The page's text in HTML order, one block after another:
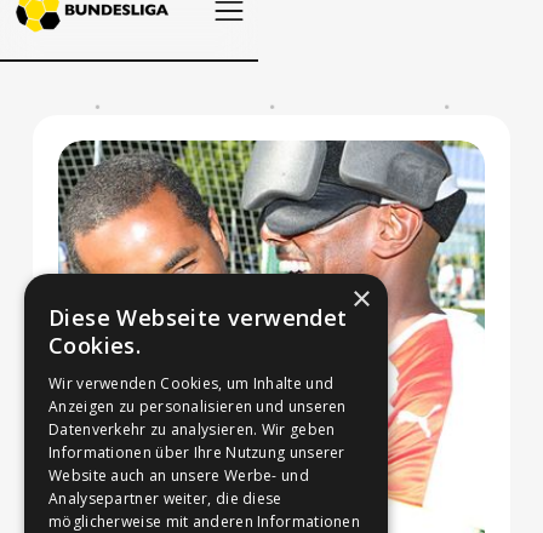
×
Diese Webseite verwendet
Cookies.
Wir verwenden Cookies, um Inhalte und
Anzeigen zu personalisieren und unseren
Datenverkehr zu analysieren. Wir geben
Informationen über Ihre Nutzung unserer
Website auch an unsere Werbe- und
Analysepartner weiter, die diese
möglicherweise mit anderen Informationen